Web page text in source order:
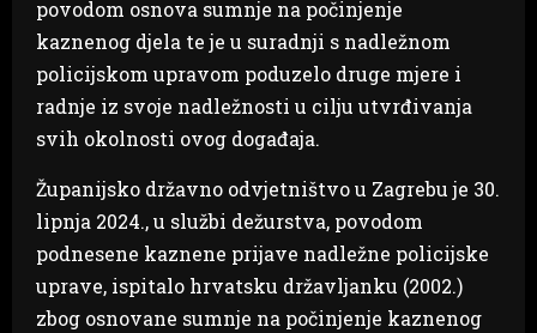
povodom osnova sumnje na počinjenje
kaznenog djela te je u suradnji s nadležnom
policijskom upravom poduzelo druge mjere i
radnje iz svoje nadležnosti u cilju utvrđivanja
svih okolnosti ovog događaja.
Županijsko državno odvjetništvo u Zagrebu je 30.
lipnja 2024., u službi dežurstva, povodom
podnesene kaznene prijave nadležne policijske
uprave, ispitalo hrvatsku državljanku (2002.)
zbog osnovane sumnje na počinjenje kaznenog